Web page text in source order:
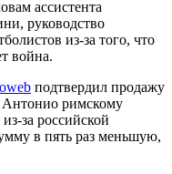
ассистента
руководство
из-за того, что
война.
подтвердил продажу
Антонио римскому
за российской
в пять раз меньшую,